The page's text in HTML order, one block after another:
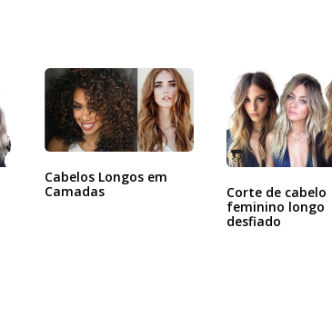
Cabelos Longos em
Camadas
Corte de cabelo
feminino longo
desfiado